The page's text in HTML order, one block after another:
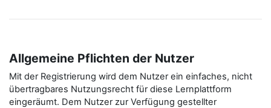
Allgemeine Pflichten der Nutzer
Mit der Registrierung wird dem Nutzer ein einfaches, nicht
übertragbares Nutzungsrecht für diese Lernplattform
eingeräumt. Dem Nutzer zur Verfügung gestellter